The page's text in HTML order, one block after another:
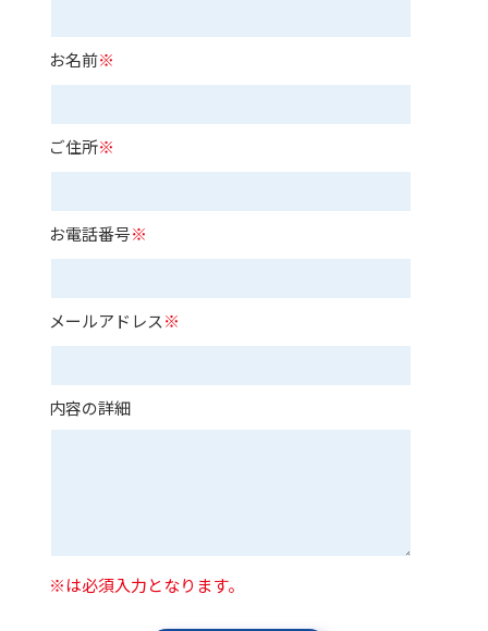
お名前※
ご住所※
お電話番号※
メールアドレス※
内容の詳細
※は必須入力となります。